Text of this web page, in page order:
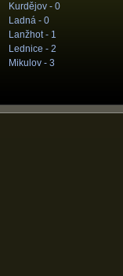
Kurdějov - 0
Ladná - 0
Lanžhot - 1
Lednice - 2
Mikulov - 3